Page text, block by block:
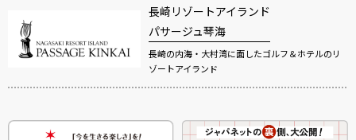
長崎リゾートアイランド
パサージュ琴海
長崎の内海・大村湾に面したゴルフ＆ホテルのリ
ゾートアイランド